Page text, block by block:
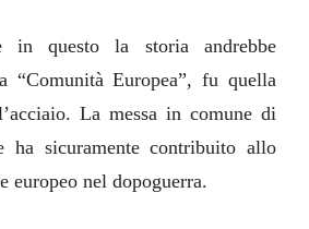
in questo la storia andrebbe
“Comunità Europea”, fu quella
La messa in comune di
ha sicuramente contribuito allo
europeo nel dopoguerra.